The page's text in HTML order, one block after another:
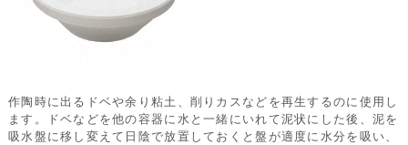
作陶時に出るドベや余り粘土、削りカスなどを再生するのに使用し
ます。ドベなどを他の容器に水と一緒にいれて泥状にした後、泥を
吸水盤に移し変えて日陰で放置しておくと盤が適度に水分を吸い、